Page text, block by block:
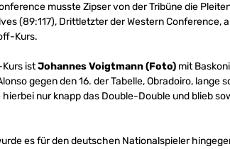
musste Zipser von der Tribüne die
(89:117), Drittletzter der Western Conference,
Kurs.
istJohannes Voigtmann (Foto) mit
gegen den 16. der Tabelle, Obradoiro,
nur knapp das Double-Double und blieb
es für den deutschen Nationalspieler